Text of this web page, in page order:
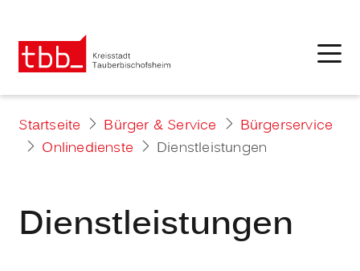
Startseite Bürger & Service
Bürgerservice
Onlinedienste
Dienstleistungen
Dienstleistungen